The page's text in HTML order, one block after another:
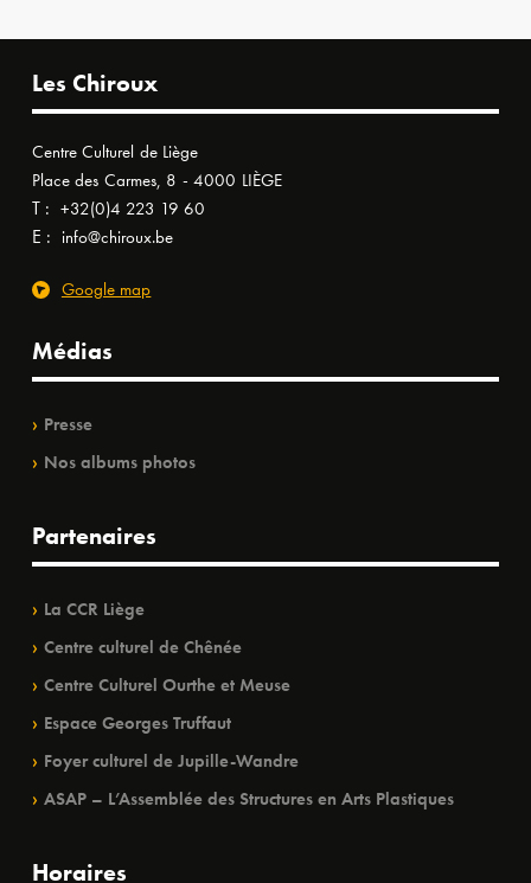
Les Chiroux
Centre Culturel de Liège
Place des Carmes, 8 - 4000 LIÈGE
T : +32(0)4 223 19 60
E : info@chiroux.be
Google map
Médias
Presse
Nos albums photos
Partenaires
La CCR Liège
Centre culturel de Chênée
Centre Culturel Ourthe et Meuse
Espace Georges Truffaut
Foyer culturel de Jupille-Wandre
ASAP – L’Assemblée des Structures en Arts Plastiques
Horaires